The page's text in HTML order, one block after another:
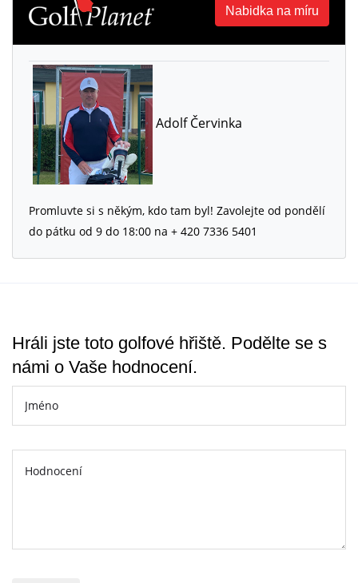
Nabidka na míru
Adolf Červinka
Promluvte si s někým, kdo tam byl! Zavolejte od pondělí
do pátku od 9 do 18:00 na + 420 7336 5401
Hráli jste toto golfové hřiště. Podělte se s
námi o Vaše hodnocení.